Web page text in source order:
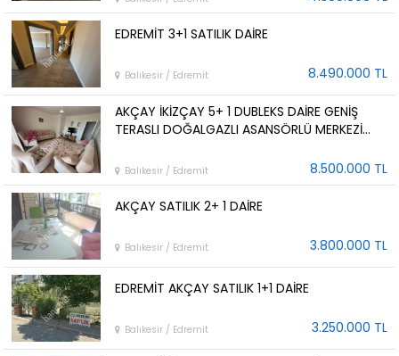
EDREMİT 3+1 SATILIK DAİRE
Balıkesir / Edremit 8.490.000 TL
AKÇAY İKİZÇAY 5+ 1 DUBLEKS DAİRE GENİŞ
TERASLI DOĞALGAZLI ASANSÖRLÜ MERKEZİ
Balıkesir / Edremit 8.500.000 TL
AKÇAY SATILIK 2+ 1 DAİRE
Balıkesir / Edremit 3.800.000 TL
EDREMİT AKÇAY SATILIK 1+1 DAİRE
Balıkesir / Edremit 3.250.000 TL